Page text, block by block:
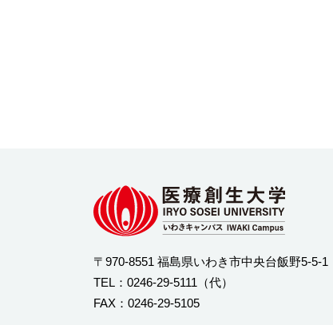
〒970-8551 福島県いわき市中央台飯野5-5-1
TEL： 0246-29-5111 （代）
FAX：0246-29-5105